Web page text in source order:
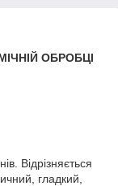
ОБРОБЦІ
Відрізняється
гладкий,